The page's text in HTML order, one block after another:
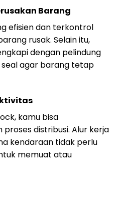
Barang
efisien dan terkontrol
rusak. Selain itu,
dengan pelindung
agar barang tetap
kamu bisa
distribusi. Alur kerja
kendaraan tidak perlu
memuat atau